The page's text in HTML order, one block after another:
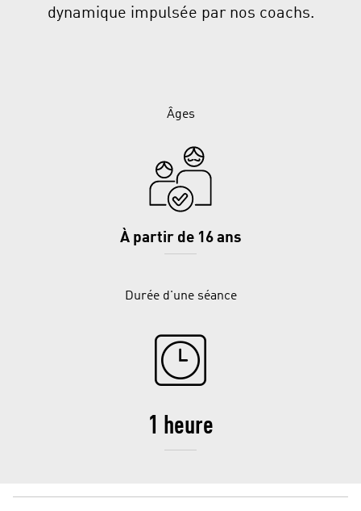
dynamique impulsée par nos coachs.
Âges
À partir de 16 ans
Durée d'une séance
1 heure